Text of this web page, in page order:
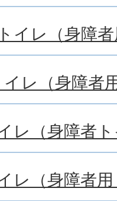
イレ（身障
レ（身障者
レ（身障者
レ（身障者